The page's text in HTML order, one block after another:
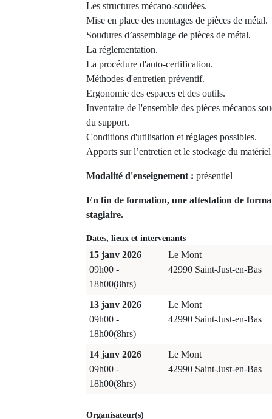
Les structures mécano-soudées.
Mise en place des montages de pièces de métal.
Soudures d’assemblage de pièces de métal.
La réglementation.
La procédure d'auto-certification.
Méthodes d'entretien préventif.
Ergonomie des espaces et des outils.
Inventaire de l'ensemble des pièces mécanos
du support.
Conditions d'utilisation et réglages possibles.
Apports sur l’entretien et le stockage du
Modalité d'enseignement : présentiel
En fin de formation, une attestation de
stagiaire.
Dates, lieux et intervenants
15 janv 2026
09h00 -
18h00(8hrs)
Le Mont
42990 Saint-Just-en-Bas
13 janv 2026
09h00 -
18h00(8hrs)
Le Mont
42990 Saint-Just-en-Bas
14 janv 2026
09h00 -
18h00(8hrs)
Le Mont
42990 Saint-Just-en-Bas
Organisateur(s)